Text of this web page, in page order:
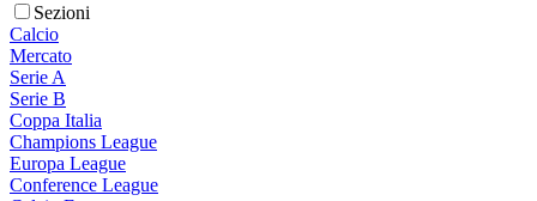
Sezioni
Calcio
Mercato
Serie A
Serie B
Coppa Italia
Champions League
Europa League
Conference League